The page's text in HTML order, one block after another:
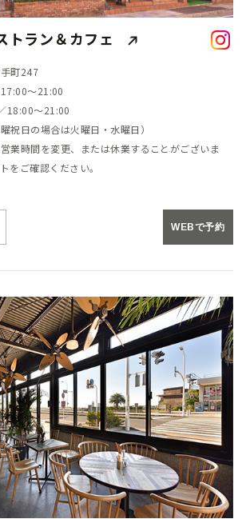
トラン＆カフェ
町247
～21:00
18:00～21:00
祝日の場合は火曜日・水曜日）
業時間を変更、または休業することがございま
をご確認ください。
WEBで予約